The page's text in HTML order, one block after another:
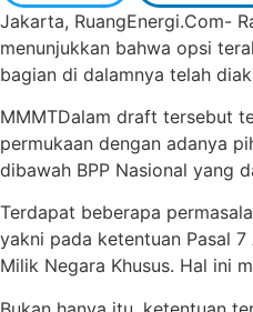
Jakarta, RuangEnergi.Com-
menunjukkan bahwa opsi
bagian di dalamnya telah
MMMTDalam draft tersebut
permukaan dengan adanya
dibawah BPP Nasional yang
Terdapat beberapa
yakni pada ketentuan Pasal
Milik Negara Khusus. Hal ini